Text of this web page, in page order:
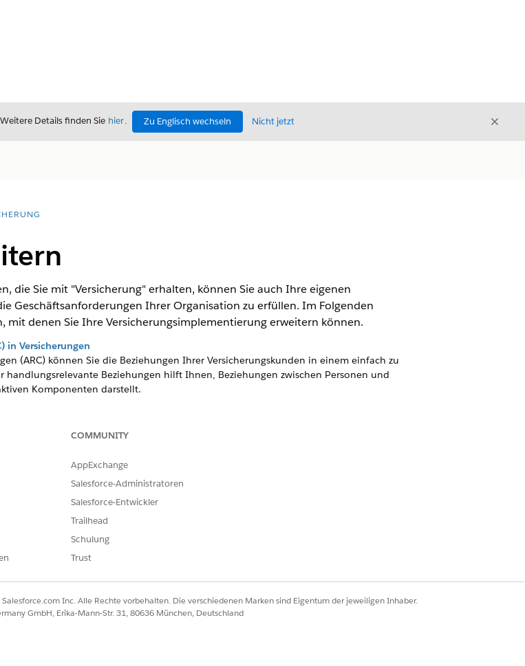
Details finden Sie hier. Zu Englisch wechseln Nicht jetzt
die Sie mit "Versicherung" erhalten, können Sie auch Ihre eigenen
Geschäftsanforderungen Ihrer Organisation zu erfüllen. Im Folgenden
mit denen Sie Ihre Versicherungsimplementierung erweitern können.
in Versicherungen
(ARC) können Sie die Beziehungen Ihrer Versicherungskunden in einem einfach zu
handlungsrelevante Beziehungen hilft Ihnen, Beziehungen zwischen Personen und
Komponenten darstellt.
Datensätze zurückschreiben. Sie können die Daten für standardmäßige und
Sie es mithilfe eines Flows ausführen.
mit Einstein für Ihr Versicherungsgeschäft.
für Ihre Versicherungsnehmer personalisieren. Erleichtern Sie
und ergreifen Sie bei Bedarf Schnellaktionen.
bieten Sie Ihren Kunden über eine vereinheitlichte Konsole aussagekräftige,
vereint leistungsstarke Komponenten, die die Produktivität von
COMMUNITY
AppExchange
Salesforce-Administratoren
Salesforce-Entwickler
Trailhead
Schulung
Trust
Inc. Alle Rechte vorbehalten. Die verschiedenen Marken sind Eigentum der jeweiligen Inhaber.
GmbH, Erika-Mann-Str. 31, 80636 München, Deutschland